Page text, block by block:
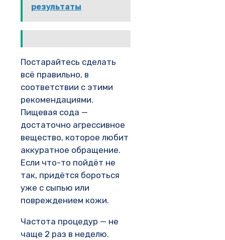
результаты
Постарайтесь сделать
всё правильно, в
соответствии с этими
рекомендациями.
Пищевая сода —
достаточно агрессивное
вещество, которое любит
аккуратное обращение.
Если что-то пойдёт не
так, придётся бороться
уже с сыпью или
повреждением кожи.
Частота процедур — не
чаще 2 раз в неделю.